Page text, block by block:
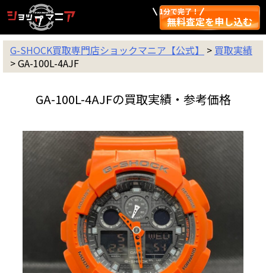
1分で完了！
無料査定を申し込む
G-SHOCK買取専門店ショックマニア【公式】 > 買取実績
>GA-100L-4AJF
GA-100L-4AJFの買取実績・参考価格